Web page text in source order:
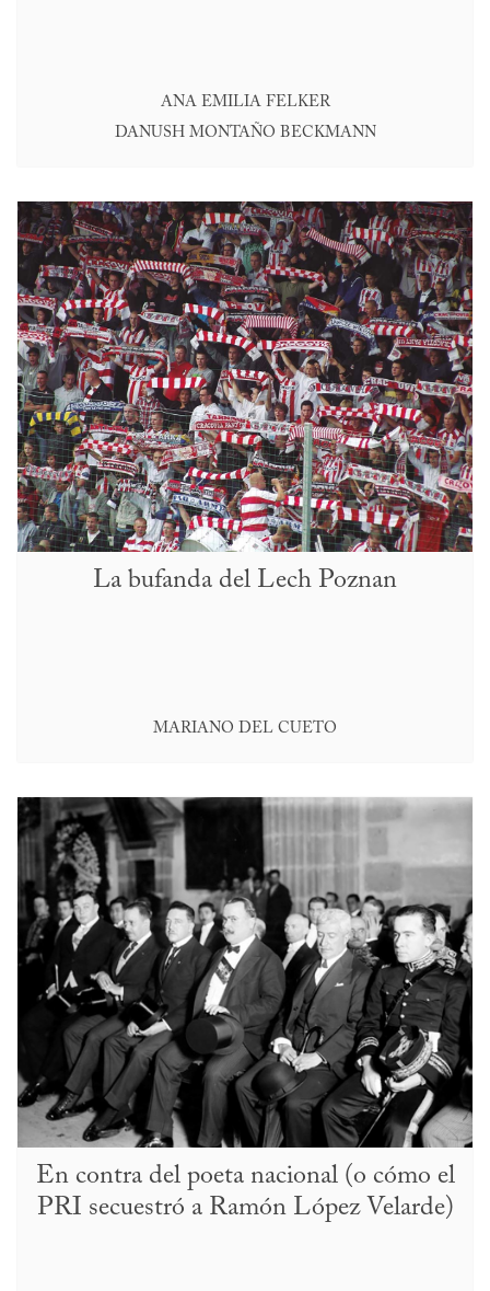
ANA EMILIA FELKER
DANUSH MONTAÑO BECKMANN
La bufanda del Lech Poznan
MARIANO DEL CUETO
En contra del poeta nacional (o cómo el
PRI secuestró a Ramón López Velarde)